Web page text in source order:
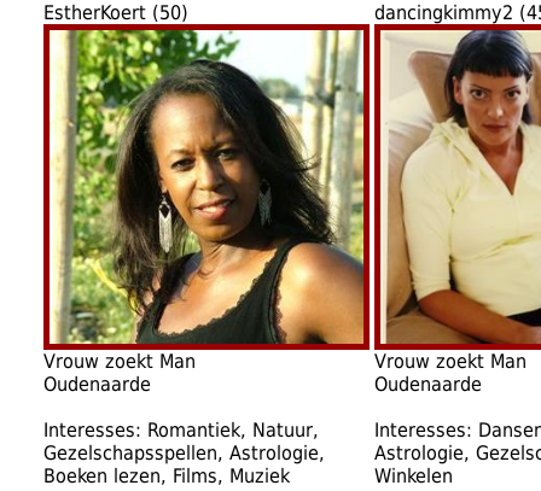
EstherKoert (50)
Vrouw zoekt Man
Oudenaarde
Interesses: Romantiek, Natuur,
Gezelschapsspellen, Astrologie,
Boeken lezen, Films, Muziek
dancingkimmy2
Vrouw zoekt Man
Oudenaarde
Interesses:
Astrologie,
Winkelen